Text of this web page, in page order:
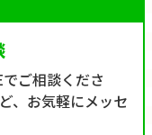
ご相談くださ
、お気軽にメッセ